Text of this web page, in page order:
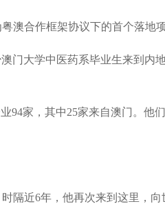
合作框架协议下的首个落地项
大学中医药系毕业生来到内
家，其中25家来自澳门。他
近6年，他再次来到这里，向